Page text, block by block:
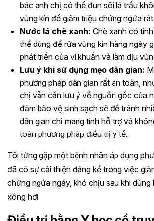
bác anh chị có thể đun sôi lá trầu
vùng kín để giảm triệu chứng ngứa
Nước lá chè xanh: Chè xanh có
thể dùng để rửa vùng kín hàng ngày
phát triển của vi khuẩn và làm dịu
Lưu ý khi sử dụng mẹo dân gian:
phương pháp dân gian rất an toàn,
chị vẫn cần lưu ý về nguồn gốc của
đảm bảo vệ sinh sạch sẽ để tránh
dân gian chỉ mang tính hỗ trợ và
toàn phương pháp điều trị y tế.
Tôi từng gặp một bệnh nhân áp dụng
đã có sự cải thiện đáng kể trong việc
chứng ngứa ngáy, khó chịu sau khi dùng
xông hơi.